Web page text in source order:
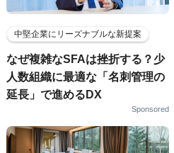
中堅企業にリーズナブルな新提案
なぜ複雑なSFAは挫折する？少
人数組織に最適な「名刺管理の
延長」で進めるDX
Sponsored